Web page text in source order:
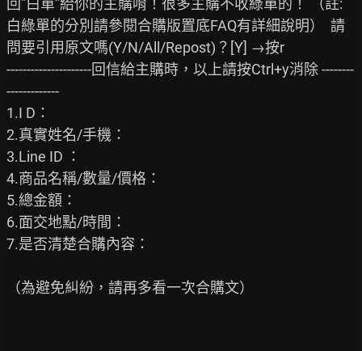
回"白單"給你的主購唷！很多主購不收綠單的！ （註:
白綠單的分別請參閱合購版置底FAQ有詳細說明）  請
問要引用原文嗎(Y/N/All/Repost)？[Y] →按r
---------------------回信給主購時，以上請按Ctrl+y消除 --------
-------------
1.I D：
2.真實姓名/手機：
3.Line ID ：
4.商品名稱/數量/價格：
5.總金額：
6.面交地點/時間：
7.是否清楚合購內容：
（為避免糾紛，請再多看一次合購文）